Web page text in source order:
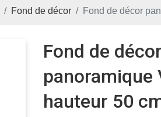
Fond de décor Fond de décor
Fond de décor
panoramique
hauteur 50